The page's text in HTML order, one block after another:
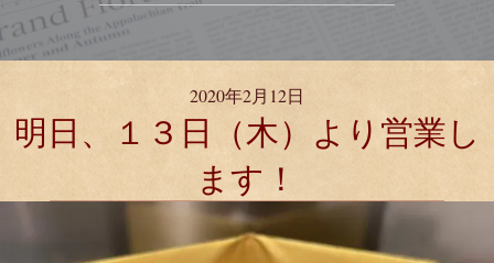
2020年2月12日
明日、１３日（木）より営業し
ます！